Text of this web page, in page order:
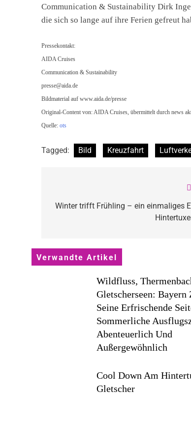
Communication & Sustainability Dirk
die sich so lange auf ihre Ferien gefreut
Pressekontakt:
AIDA Cruises
Communication & Sustainability
presse@aida.de
Bildmaterial auf www.aida.de/presse
Original-Content von: AIDA Cruises, übermittelt durch news
Quelle: ots
Tagged: Bild Kreuzfahrt
Winter trifft Frühling – ein einmaliges
Verwandte Artikel
Wildfluss,
Gletscherseen: Bayern
Seine Erfrischende
Sommerliche
Abenteuerlich Und
Außergewöhnlich
Cool Down Am
Gletscher